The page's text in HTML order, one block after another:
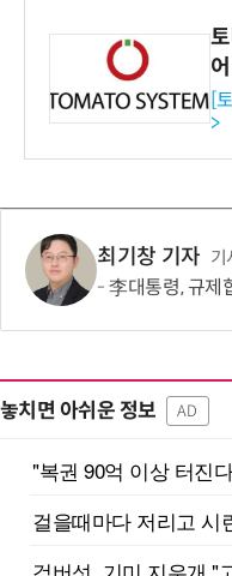
[
>
최기창 기자 기
李대통령, 규제합리화
놓치면 아쉬운 정보 AD